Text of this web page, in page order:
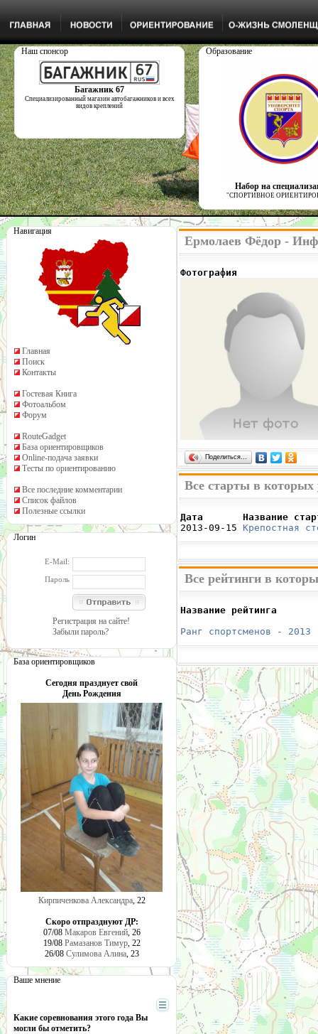
Наш спонсор
Багажник 67
Специализированный магазин автобагажников и всех
видов креплений
Образование
Набор на
"СПОРТИВНОЕ
Навигация
Главная
Поиск
Контакты
Гостевая Книга
Фотоальбом
Форум
RouteGadget
База ориентировщиков
Online-подача заявки
Тесты по ориентированию
Все последние комментарии
Список файлов
Полезные ссылки
Логин
E-Mail:
Пароль
Регистрация на сайте!
Забыли пароль?
База ориентировщиков
Сегодня празднует свой
День Рождения
Кирпиченкова Александра, 22
Скоро отпразднуют ДР:
07/08 Макаров Евгений, 26
19/08 Рамазанов Тимур, 22
26/08 Сулимова Алина, 23
Ваше мнение
Какие соревнования этого года Вы
могли бы отметить?
Ермолаев Фёдор -
Фотография
Поделиться…
Все старты в
Дата       Название
2013-09-15 Крепостная
Все рейтинги в
Название рейтинга
Ранг спортсменов - 2013